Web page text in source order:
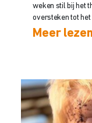
weken stil bij het
oversteken tot het
Meer